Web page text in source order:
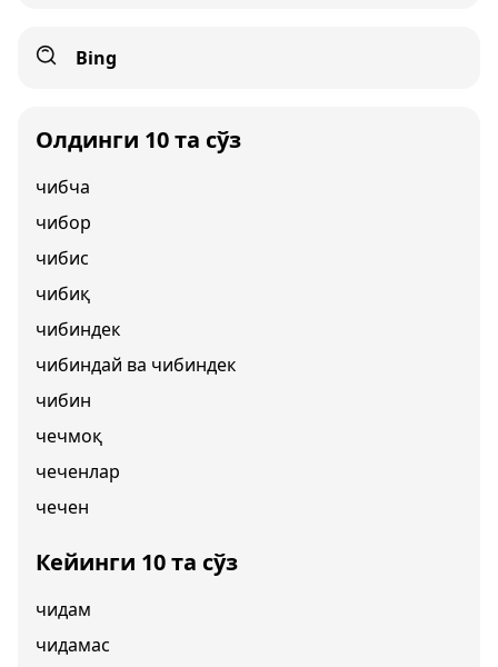
Bing
Олдинги 10 та сўз
чибча
чибор
чибис
чибиқ
чибиндек
чибиндай ва чибиндек
чибин
чечмоқ
чеченлар
чечен
Кейинги 10 та сўз
чидам
чидамас